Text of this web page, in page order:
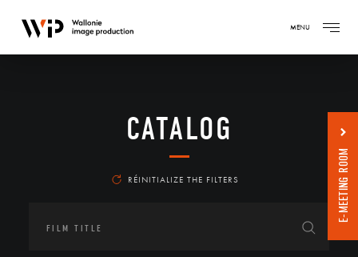
MENU
CATALOG
RÉINITIALIZE THE FILTERS E-MEETING ROOM